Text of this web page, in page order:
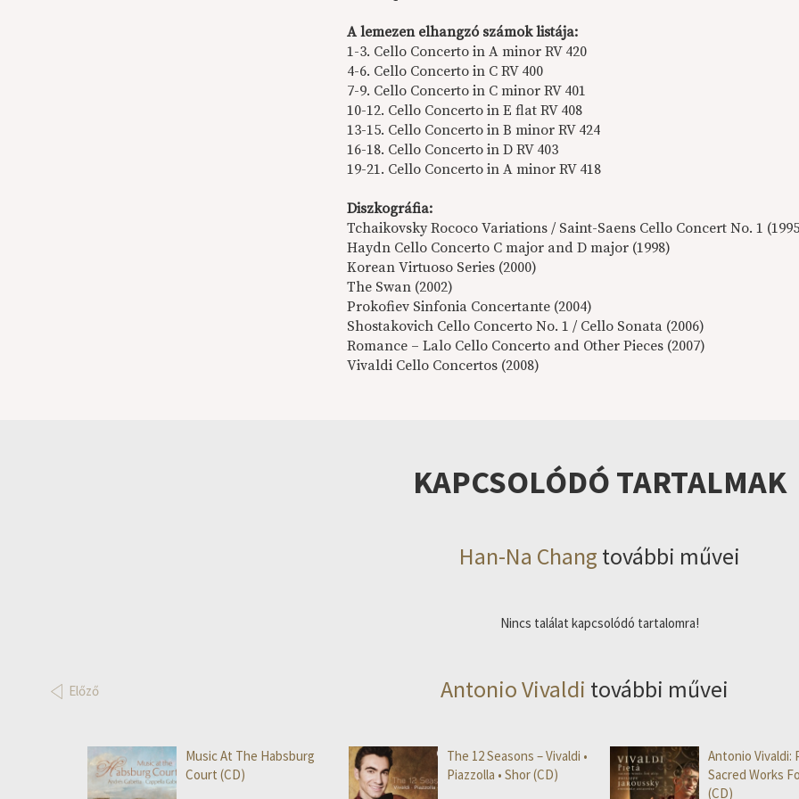
A lemezen elhangzó számok listája:
1-3. Cello Concerto in A minor RV 420
4-6. Cello Concerto in C RV 400
7-9. Cello Concerto in C minor RV 401
10-12. Cello Concerto in E flat RV 408
13-15. Cello Concerto in B minor RV 424
16-18. Cello Concerto in D RV 403
19-21. Cello Concerto in A minor RV 418
Diszkográfia:
Tchaikovsky Rococo Variations / Saint-Saens Cello Concert No. 1
Haydn Cello Concerto C major and D major (1998)
Korean Virtuoso Series (2000)
The Swan (2002)
Prokofiev Sinfonia Concertante (2004)
Shostakovich Cello Concerto No. 1 / Cello Sonata (2006)
Romance – Lalo Cello Concerto and Other Pieces (2007)
Vivaldi Cello Concertos (2008)
KAPCSOLÓDÓ TARTALMAK
Han-Na Chang további művei
Nincs találat kapcsolódó tartalomra!
Előző Antonio Vivaldi további művei
Music At The Habsburg
Court (CD)
The 12 Seasons – Vivaldi •
Piazzolla • Shor (CD)
Antonio Vivaldi:
Sacred Works
(CD)